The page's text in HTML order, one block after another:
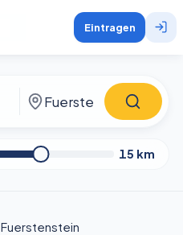
Eintragen
15 km
Fuerstenstein